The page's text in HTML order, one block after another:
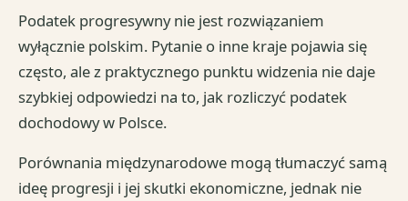
Podatek progresywny nie jest rozwiązaniem
wyłącznie polskim. Pytanie o inne kraje pojawia się
często, ale z praktycznego punktu widzenia nie daje
szybkiej odpowiedzi na to, jak rozliczyć podatek
dochodowy w Polsce.
Porównania międzynarodowe mogą tłumaczyć samą
ideę progresji i jej skutki ekonomiczne, jednak nie